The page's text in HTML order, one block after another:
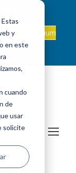
y
en este
cuando
de
usar
solicite
Onda Collegium